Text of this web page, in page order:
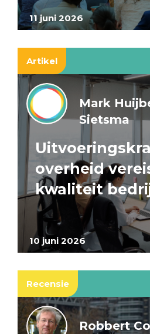
11 juni 2026
Artikel
10 juni 2026
Mark
Sietsma
overheid
kwaliteit
Recensie
Robbert